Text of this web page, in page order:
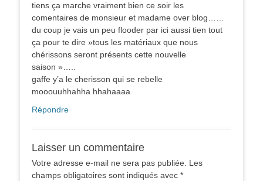
tiens ça marche vraiment bien ce soir les
comentaires de monsieur et madame over blog……
du coup je vais un peu flooder par ici aussi tien tout
ça pour te dire »tous les matériaux que nous
chérissons seront présents cette nouvelle
saison »…..
gaffe y’a le cherisson qui se rebelle
mooouuhhahha hhahaaaa
Répondre
Laisser un commentaire
Votre adresse e-mail ne sera pas publiée. Les
champs obligatoires sont indiqués avec *